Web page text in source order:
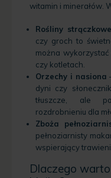
witamin i minerałów.
Rośliny strączkowe
czy groch to
można
czy kotletach.
Orzechy i nasiona
dyni czy
tłuszcze, ale
rozdrobnieniu dla
Zboża
pełnoziarnisty
wspierający
Dlaczego warto